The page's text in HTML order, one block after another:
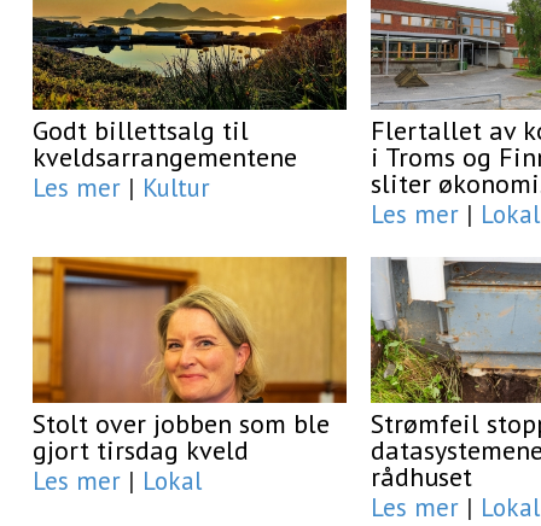
Godt billettsalg til
kveldsarrangementene
Les mer | Kultur
Flertallet av
i Troms og
sliter
Les mer | Lokal
Stolt over jobben som ble
gjort tirsdag kveld
Les mer | Lokal
Strømfeil
rådhuset
Les mer | Lokal